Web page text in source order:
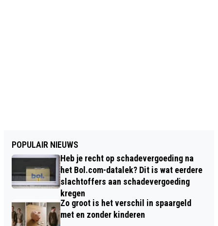
POPULAIR NIEUWS
Heb je recht op schadevergoeding na
het Bol.com-datalek? Dit is wat eerdere
slachtoffers aan schadevergoeding
kregen
Zo groot is het verschil in spaargeld
met en zonder kinderen